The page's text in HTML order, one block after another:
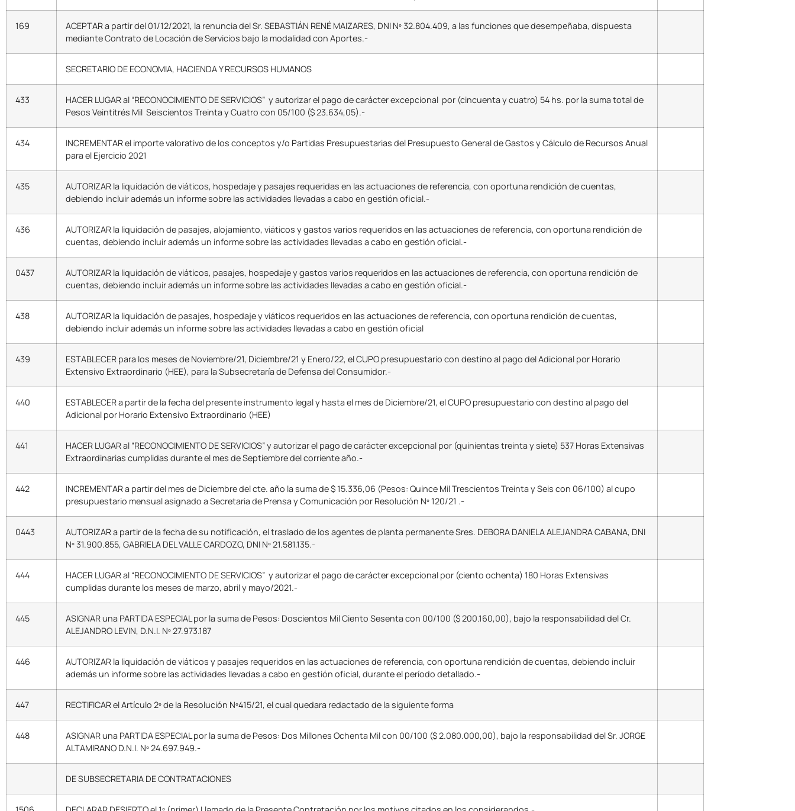
169
ACEPTAR a partir del 01/12/2021, la renuncia del Sr. SEBASTIÁN RENÉ MAIZARES, DNI Nº 32.804.409, a las funciones que desempeñaba, dispuesta
mediante Contrato de Locación de Servicios bajo la modalidad con Aportes.-
SECRETARIO DE ECONOMIA, HACIENDA Y RECURSOS HUMANOS
433
HACER LUGAR al “RECONOCIMIENTO DE SERVICIOS” y autorizar el pago de carácter excepcional por (cincuenta y cuatro) 54 hs. por la suma total de
Pesos Veintitrés Mil Seiscientos Treinta y Cuatro con 05/100 ($ 23.634,05).-
434
INCREMENTAR el importe valorativo de los conceptos y/o Partidas Presupuestarias del Presupuesto General de Gastos y Cálculo de Recursos Anual
para el Ejercicio 2021
435
AUTORIZAR la liquidación de viáticos, hospedaje y pasajes requeridas en las actuaciones de referencia, con oportuna rendición de cuentas,
debiendo incluir además un informe sobre las actividades llevadas a cabo en gestión oficial.-
436
AUTORIZAR la liquidación de pasajes, alojamiento, viáticos y gastos varios requeridos en las actuaciones de referencia, con oportuna rendición de
cuentas, debiendo incluir además un informe sobre las actividades llevadas a cabo en gestión oficial.-
0437
AUTORIZAR la liquidación de viáticos, pasajes, hospedaje y gastos varios requeridos en las actuaciones de referencia, con oportuna rendición de
cuentas, debiendo incluir además un informe sobre las actividades llevadas a cabo en gestión oficial.-
438
AUTORIZAR la liquidación de pasajes, hospedaje y viáticos requeridos en las actuaciones de referencia, con oportuna rendición de cuentas,
debiendo incluir además un informe sobre las actividades llevadas a cabo en gestión oficial
439
ESTABLECER para los meses de Noviembre/21, Diciembre/21 y Enero/22, el CUPO presupuestario con destino al pago del Adicional por Horario
Extensivo Extraordinario (HEE), para la Subsecretaría de Defensa del Consumidor.-
440
ESTABLECER a partir de la fecha del presente instrumento legal y hasta el mes de Diciembre/21, el CUPO presupuestario con destino al pago del
Adicional por Horario Extensivo Extraordinario (HEE)
441
HACER LUGAR al “RECONOCIMIENTO DE SERVICIOS” y autorizar el pago de carácter excepcional por (quinientas treinta y siete) 537 Horas Extensivas
Extraordinarias cumplidas durante el mes de Septiembre del corriente año.-
442
INCREMENTAR a partir del mes de Diciembre del cte. año la suma de $ 15.336,06 (Pesos: Quince Mil Trescientos Treinta y Seis con 06/100) al cupo
presupuestario mensual asignado a Secretaria de Prensa y Comunicación por Resolución Nº 120/21 .-
0443
AUTORIZAR a partir de la fecha de su notificación, el traslado de los agentes de planta permanente Sres. DEBORA DANIELA ALEJANDRA CABANA, DNI
Nº 31.900.855, GABRIELA DEL VALLE CARDOZO, DNI Nº 21.581.135.-
444
HACER LUGAR al “RECONOCIMIENTO DE SERVICIOS” y autorizar el pago de carácter excepcional por (ciento ochenta) 180 Horas Extensivas
cumplidas durante los meses de marzo, abril y mayo/2021.-
445
ASIGNAR una PARTIDA ESPECIAL por la suma de Pesos: Doscientos Mil Ciento Sesenta con 00/100 ($ 200.160,00), bajo la responsabilidad del Cr.
ALEJANDRO LEVIN, D.N.I. Nº 27.973.187
446
AUTORIZAR la liquidación de viáticos y pasajes requeridos en las actuaciones de referencia, con oportuna rendición de cuentas, debiendo incluir
además un informe sobre las actividades llevadas a cabo en gestión oficial, durante el período detallado.-
447 RECTIFICAR el Artículo 2º de la Resolución Nº415/21, el cual quedara redactado de la siguiente forma
448
ASIGNAR una PARTIDA ESPECIAL por la suma de Pesos: Dos Millones Ochenta Mil con 00/100 ($ 2.080.000,00), bajo la responsabilidad del Sr. JORGE
ALTAMIRANO D.N.I. Nº 24.697.949.-
DE SUBSECRETARIA DE CONTRATACIONES